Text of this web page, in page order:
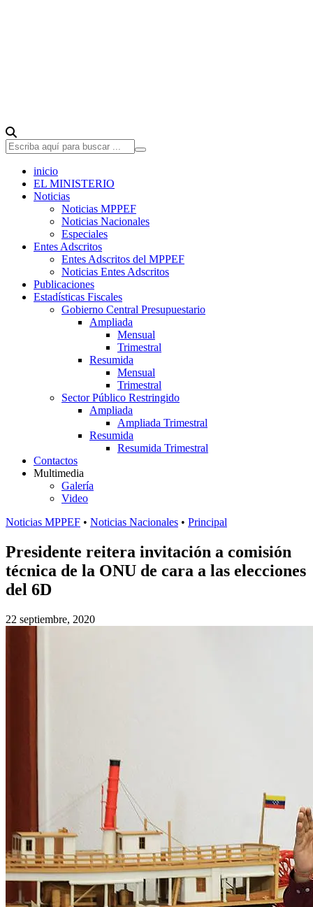
inicio
EL MINISTERIO
Noticias
Noticias MPPEF
Noticias Nacionales
Especiales
Entes Adscritos
Entes Adscritos del MPPEF
Noticias Entes Adscritos
Publicaciones
Estadísticas Fiscales
Gobierno Central Presupuestario
Ampliada
Mensual
Trimestral
Resumida
Mensual
Trimestral
Sector Público Restringido
Ampliada
Ampliada Trimestral
Resumida
Resumida Trimestral
Contactos
Multimedia
Galería
Video
Noticias MPPEF • Noticias Nacionales • Principal
Presidente reitera invitación a comisión
técnica de la ONU de cara a las elecciones
del 6D
22 septiembre, 2020